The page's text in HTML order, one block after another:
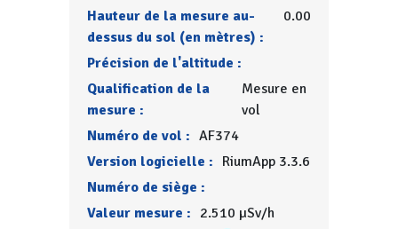
Hauteur de la mesure au-
dessus du sol (en mètres) :
0.00
Précision de l'altitude :
Qualification de la
mesure :
Mesure en
vol
Numéro de vol : AF374
Version logicielle : RiumApp 3.3.6
Numéro de siège :
Valeur mesure : 2.510 µSv/h